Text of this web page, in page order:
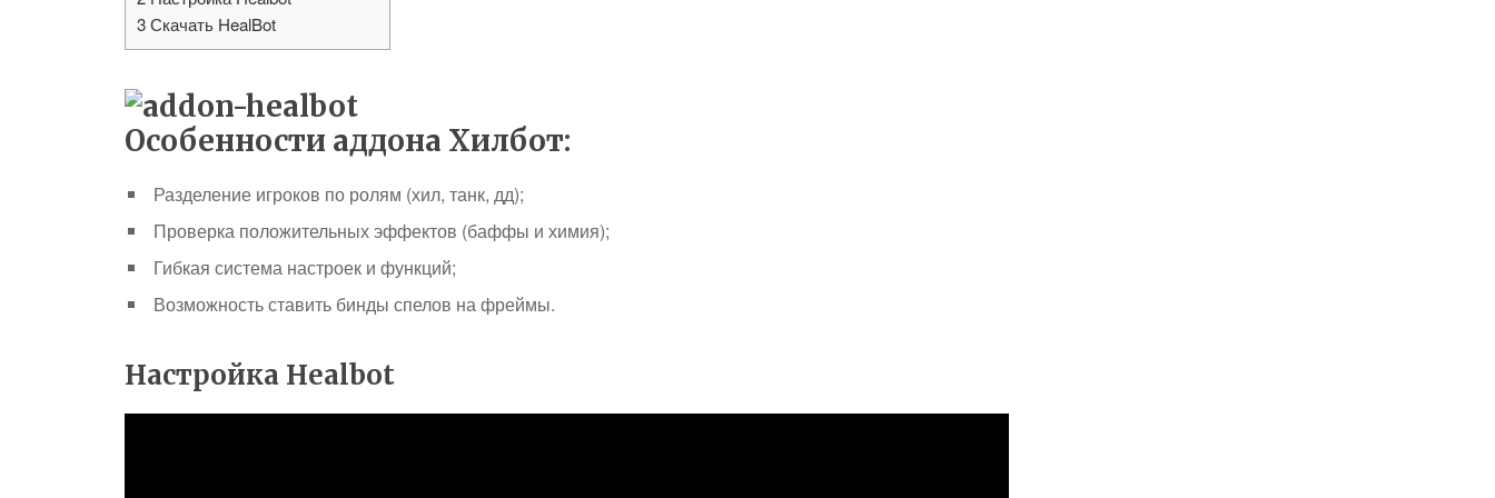
3Скачать HealBot
Особенности аддона Хилбот:
Разделение игроков по ролям (хил, танк, дд);
Проверка положительных эффектов (баффы и химия);
Гибкая система настроек и функций;
Возможность ставить бинды спелов на фреймы.
Настройка Healbot